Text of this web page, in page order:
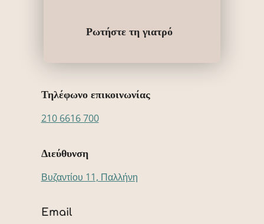
Ρωτήστε τη γιατρό
Τηλέφωνο επικοινωνίας
210 6616 700
Διεύθυνση
Βυζαντίου 11, Παλλήνη
Email